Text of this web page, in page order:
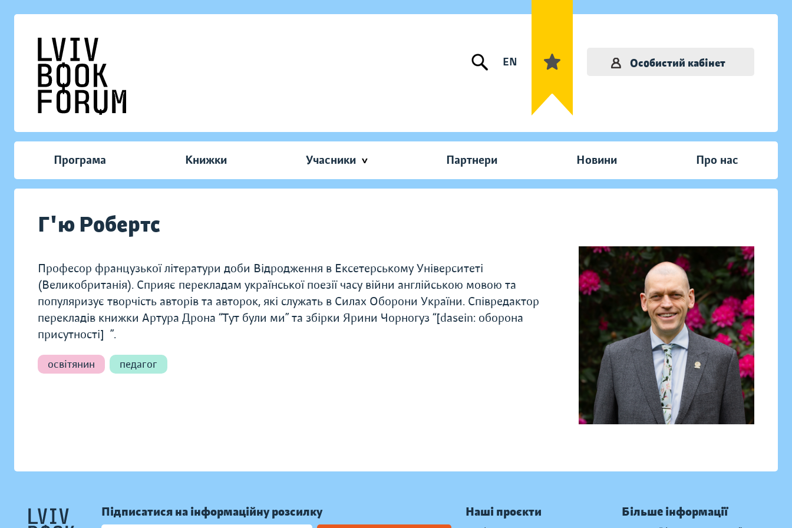
EN Особистий кабінет
Програма Книжки Учасники Партнери Новини Про нас
Г'ю Робертс
Професор французької літератури доби Відродження в Ексетерському Університеті
(Великобританія). Сприяє перекладам української поезії часу війни англійською мовою та
популяризує творчість авторів та авторок, які служать в Силах Оборони України. Співредактор
перекладів книжки Артура Дрона “Тут були ми” та збірки Ярини Чорногуз “[dasein: оборона
присутності]”.
освітянин педагог
Підписатися на інформаційну розсилку Наші проєкти Більше інформації